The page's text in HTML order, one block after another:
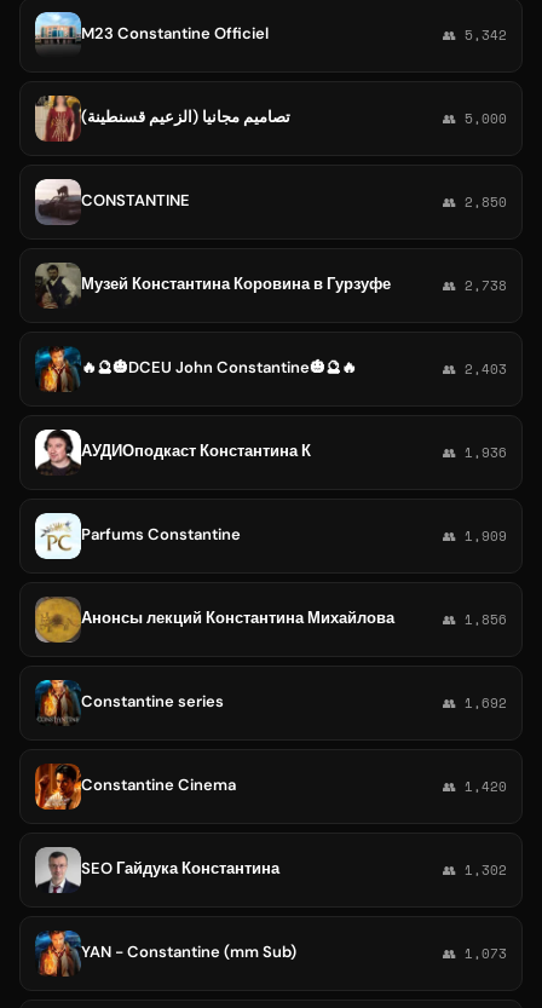
M23 Constantine Officiel 👥 5,342
تصاميم مجانيا (الزعيم قسنطينة) 👥 5,000
CONSTANTINE 👥 2,850
Музей Константина Коровина в Гурзуфе 👥 2,738
🔥🔮🎃DCEU John Constantine🎃🔮🔥 👥 2,403
АУДИОподкаст Константина К 👥 1,936
Parfums Constantine 👥 1,909
Анонсы лекций Константина Михайлова 👥 1,856
Constantine series 👥 1,692
Constantine Cinema 👥 1,420
SEO Гайдука Константина 👥 1,302
YAN - Constantine (mm Sub) 👥 1,073